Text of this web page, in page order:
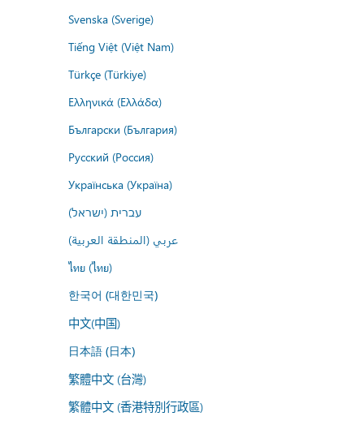
Svenska (Sverige)
Tiếng Việt (Việt Nam)
Türkçe (Türkiye)
Ελληνικά (Ελλάδα)
Български (България)
Русский (Россия)
Українська (Україна)
עברית (ישראל)
عربي (المنطقة العربية)
ไทย (ไทย)
한국어 (대한민국)
中文(中国)
日本語 (日本)
繁體中文 (台灣)
繁體中文 (香港特別行政區)